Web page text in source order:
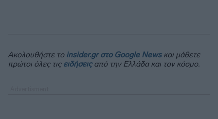
Ακολουθήστε το insider.gr στο Google Newsκαι μάθετε
πρώτοι όλες τις ειδήσειςαπό την Ελλάδα και τον κόσμο.